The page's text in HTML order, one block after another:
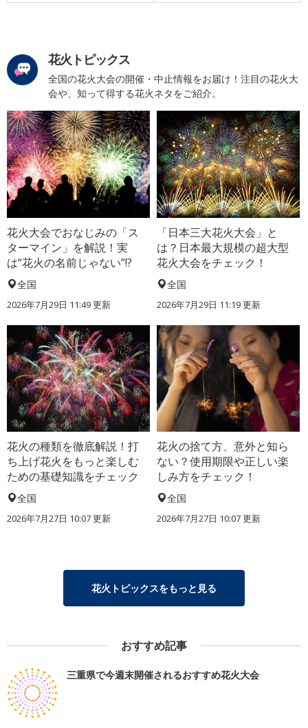
花火トピックス
全国の花火大会の開催・中止情報をお届け！注目の花火大
会や、知って得する花火ネタをご紹介。
花火大会でおなじみの「ス
ターマイン」を解説！実
は“花火の名前じゃない”!?
全国
2026年7月29日 11:49 更新
「日本三大花火大会」と
は？日本最大規模の超大型
花火大会をチェック！
全国
2026年7月29日 11:19 更新
花火の種類を徹底解説！打
ち上げ花火をもっと楽しむ
ための基礎知識をチェック
全国
2026年7月27日 10:07 更新
花火の捨て方、意外と知ら
ない？使用期限や正しい楽
しみ方をチェック！
全国
2026年7月27日 10:07 更新
花火トピックスをもっと見る
おすすめ記事
三重県で今週末開催されるおすすめ花火大会